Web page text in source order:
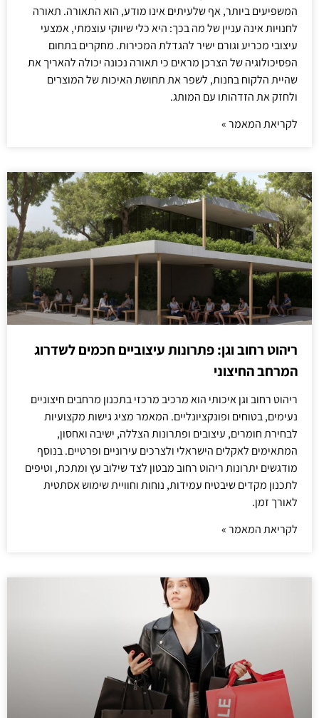
המשפיעים ביותר, אף שלעיתים אינו מודע, הוא התאורה. תאורה
לחנויות אינה עניין של מה בכך: היא כלי שיווקי עוצמתי, אמצעי
עיצובי מכריע וגורם ישיר להגדלת המכירות. מחקרים בתחום
הפסיכולוגיה של הצרכן מראים כי תאורה נכונה יכולה להאריך את
שהיית הלקוח בחנות, לשפר את תחושת האיכות של המוצרים
ולחזק את הזדהותו עם המותג.
לקריאת המאמר »
ריהוט רחוב וגן: פתרונות עיצוביים חכמים לשדרוג
המרחב החיצוני
ריהוט רחוב וגן איכותי הוא מרכיב מרכזי בתכנון מרחבים חיצוניים
נעימים, בטוחים ופונקציונליים. המאמר מציג גישות מקצועיות
לבחירת חומרים, עיצובים ופתרונות הצללה, ישיבה ואחסון,
המתאימים לאקלים הישראלי ולצרכים עירוניים ופרטיים. בנוסף
מודגשים יתרונות ריהוט רחוב מבטון לצד שילוב עץ ומתכת, וטיפים
לתכנון מקדים שיבטיח עמידות, נוחות וחוויית שימוש אסתטית
לאורך זמן.
לקריאת המאמר »